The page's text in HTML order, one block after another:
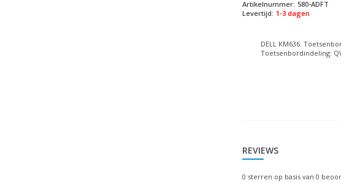
Artikelnummer: 580-ADFT
Levertijd: 1-3 dagen
DELL KM636.
Toetsenbordindeling:
REVIEWS
0 sterren op basis van 0